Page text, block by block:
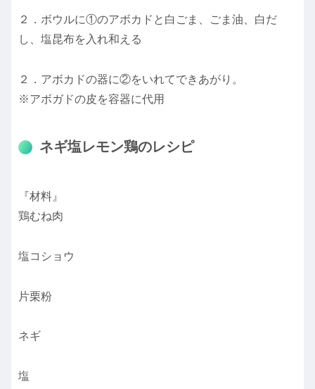
２．ボウルに①のアボカドと白ごま、ごま油、白だ
し、塩昆布を入れ和える
２．アボカドの器に②をいれてできあがり。
※アボガドの皮を容器に代用
ネギ塩レモン鶏のレシピ
『材料』
鶏むね肉
塩コショウ
片栗粉
ネギ
塩